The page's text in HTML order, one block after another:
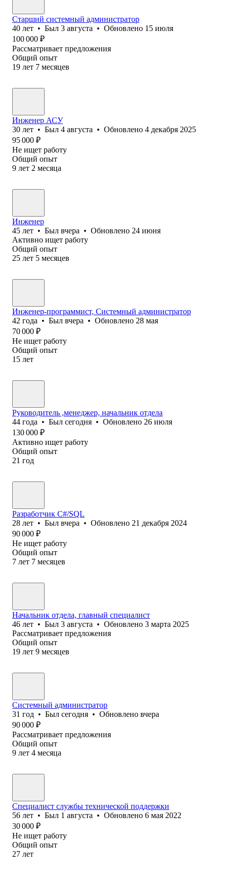
Старший системный администратор
40 лет • Был 3 августа • Обновлено 15 июля
100 000 ₽
Рассматривает предложения
Общий опыт
19 лет 7 месяцев
Инженер АСУ
30 лет • Был 4 августа • Обновлено 4 декабря 2025
95 000 ₽
Не ищет работу
Общий опыт
9 лет 2 месяца
Инженер
45 лет • Был вчера • Обновлено 24 июня
Активно ищет работу
Общий опыт
25 лет 5 месяцев
Инженер-программист, Системный администратор
42 года • Был вчера • Обновлено 28 мая
70 000 ₽
Не ищет работу
Общий опыт
15 лет
Руководитель ,менеджер, начальник отдела
44 года • Был сегодня • Обновлено 26 июля
130 000 ₽
Активно ищет работу
Общий опыт
21 год
Разработчик C#/SQL
28 лет • Был вчера • Обновлено 21 декабря 2024
90 000 ₽
Не ищет работу
Общий опыт
7 лет 7 месяцев
Начальник отдела, главный специалист
46 лет • Был 3 августа • Обновлено 3 марта 2025
Рассматривает предложения
Общий опыт
19 лет 9 месяцев
Системный администратор
31 год • Был сегодня • Обновлено вчера
90 000 ₽
Рассматривает предложения
Общий опыт
9 лет 4 месяца
Специалист службы технической поддержки
56 лет • Был 1 августа • Обновлено 6 мая 2022
30 000 ₽
Не ищет работу
Общий опыт
27 лет